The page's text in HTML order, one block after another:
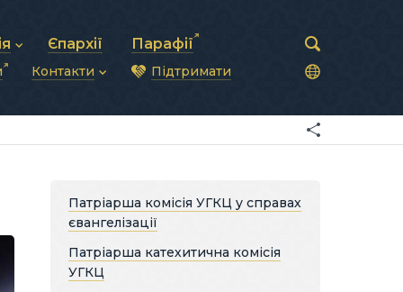
рада
та комунікації
Єпархії Парафії
Контакти
Синоди Єпископів
Єпархії та екзархати
Підтримати
Патріарша комісія УГКЦ у справах
євангелізації
Патріарша катехитична комісія
УГКЦ